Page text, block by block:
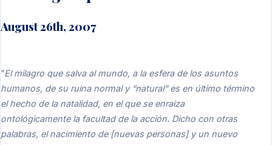
August 26th, 2007
“El milagro que salva al mundo, a la esfera de los asuntos
humanos, de su ruina normal y “natural” es en último término
el hecho de la natalidad, en el que se enraiza
ontológicamente la facultad de la acción. Dicho con otras
palabras, el nacimiento de [nuevas personas] y un nuevo